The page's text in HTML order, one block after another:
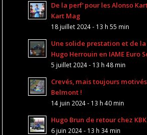
De la perf’ pour les Alonso
Kart Mag
18 juillet 2024 - 13 h 55 min
Une solide prestation et de
Hugo Herrouin en IAME Euro
5 juillet 2024 - 13 h 48 min
Crevés, mais toujours
Belmont !
14 juin 2024 - 13 h 40 min
Hugo Brun de retour chez
6 juin 2024 - 13 h 34 min